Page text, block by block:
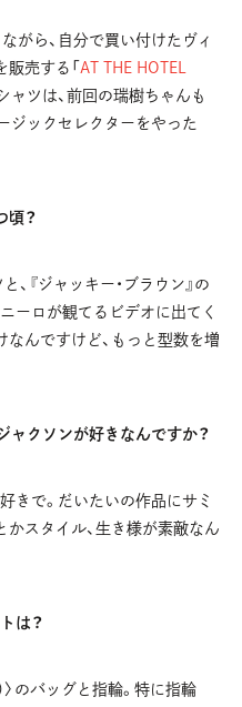
がら、自分で買い付けたヴィ
売する「 AT THE HOTEL
ャツは、前回の瑞樹ちゃんも
ジックセレクターをやった
頃？
『ジャッキー・ブラウン』の
ーロが観てるビデオに出てく
んですけど、もっと型数を増
ャクソンが好きなんですか？
きで。だいたいの作品にサミ
かスタイル、生き様が素敵なん
は？
〉のバッグと指輪。特に指輪